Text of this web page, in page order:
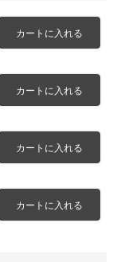
カートに入れる
カートに入れる
カートに入れる
カートに入れる